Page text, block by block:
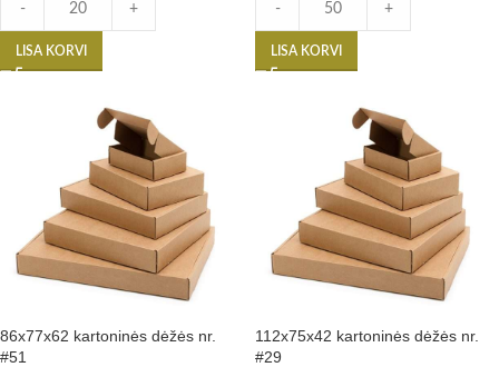
- +
LISA KORVI
- +
LISA KORVI
86x77x62 kartoninės dėžės nr.
#51
112x75x42 kartoninės dėžės nr.
#29